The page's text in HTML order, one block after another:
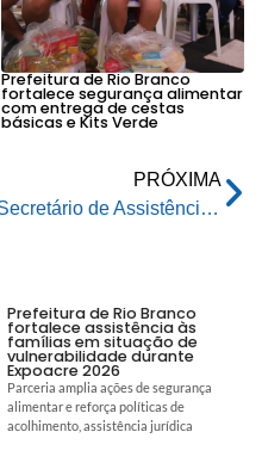
Prefeitura de Rio Branco
fortalece segurança alimentar
com entrega de cestas
básicas e Kits Verde
PRÓXIMA
Secretário de Assistência Social e Direitos Humanos do município cobra de representante do MDS repasses do governo federal que estão em atraso
Prefeitura de Rio Branco
fortalece assistência às
famílias em situação de
vulnerabilidade durante
Expoacre 2026
Parceria amplia ações de segurança
alimentar e reforça políticas de
acolhimento, assistência jurídica